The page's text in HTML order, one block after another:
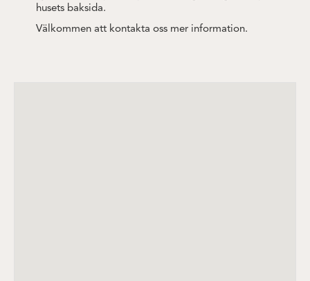
husets baksida.
Välkommen att kontakta oss mer information.